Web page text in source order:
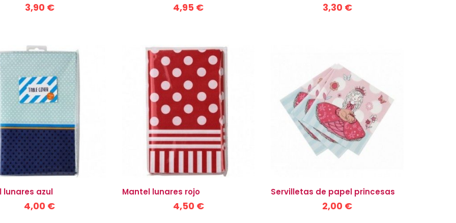
3,90 € 4,95 € 3,30 €
lunares azul
4,00 €
Mantel lunares rojo
4,50 €
Servilletas de papel princesas
2,00 €